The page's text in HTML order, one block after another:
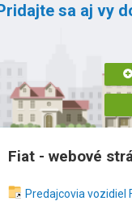
sa aj vy
Fiat - webové
Predajcovia vozidiel